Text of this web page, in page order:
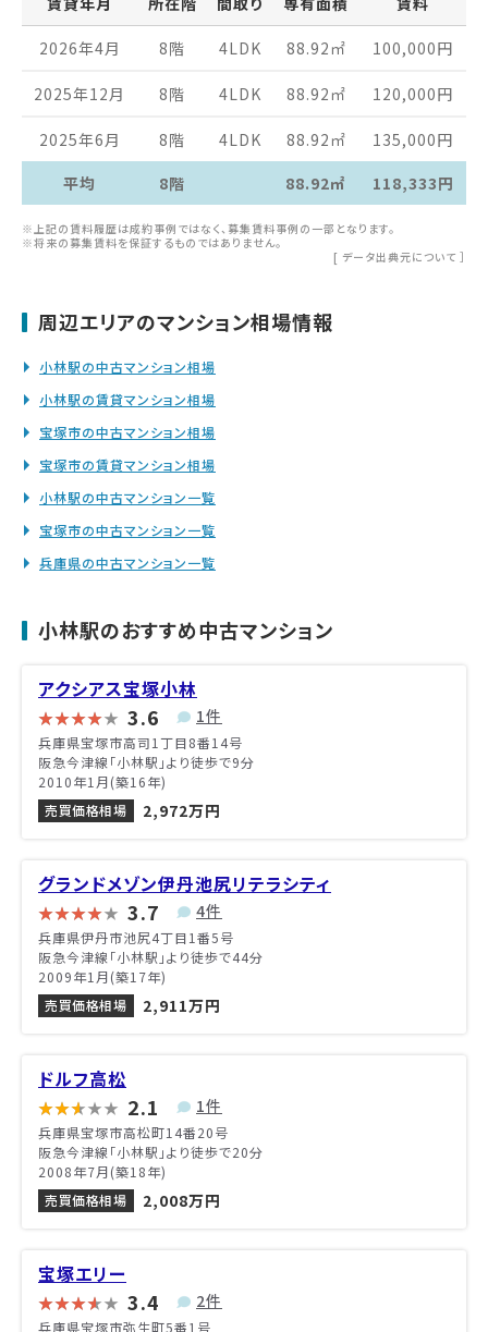
2026年4月 8階 4LDK 88.92 ㎡ 100,000円
2025年12月 8階 4LDK 88.92 ㎡ 120,000円
2025年6月 8階 4LDK 88.92 ㎡ 135,000円
平均
8階 88.92㎡ 118,333円
※上記の賃料履歴は成約事例ではなく、募集賃料事例の一部となります。
※将来の募集賃料を保証するものではありません。
[ データ出典元について ］
周辺エリアのマンション相場情報
小林駅の中古マンション相場
小林駅の賃貸マンション相場
宝塚市の中古マンション相場
宝塚市の賃貸マンション相場
小林駅の中古マンション一覧
宝塚市の中古マンション一覧
兵庫県の中古マンション一覧
小林駅のおすすめ中古マンション
アクシアス宝塚小林
3.6 1件
兵庫県宝塚市高司1丁目8番14号
阪急今津線「小林駅」より徒歩で9分
2010年1月(築16年)
売買価格相場
2,972万円
グランドメゾン伊丹池尻リテラシティ
3.7 4件
兵庫県伊丹市池尻4丁目1番5号
阪急今津線「小林駅」より徒歩で44分
2009年1月(築17年)
売買価格相場
2,911万円
ドルフ高松
2.1 1件
兵庫県宝塚市高松町14番20号
阪急今津線「小林駅」より徒歩で20分
2008年7月(築18年)
売買価格相場
2,008万円
宝塚エリー
3.4 2件
兵庫県宝塚市弥生町5番1号